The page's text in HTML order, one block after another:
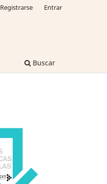
Buscar
Registrarse Entrar